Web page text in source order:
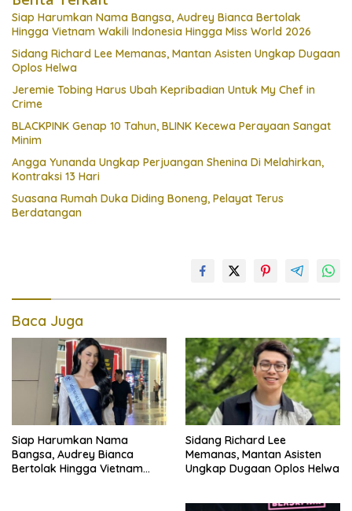
Siap Harumkan Nama Bangsa, Audrey Bianca Bertolak
Hingga Vietnam Wakili Indonesia Hingga Miss World 2026
Sidang Richard Lee Memanas, Mantan Asisten Ungkap Dugaan
Oplos Helwa
Jeremie Tobing Harus Ubah Kepribadian Untuk My Chef in
Crime
BLACKPINK Genap 10 Tahun, BLINK Kecewa Perayaan Sangat
Minim
Angga Yunanda Ungkap Perjuangan Shenina Di Melahirkan,
Kontraksi 13 Hari
Suasana Rumah Duka Diding Boneng, Pelayat Terus
Berdatangan
Baca Juga
Siap Harumkan Nama
Bangsa, Audrey Bianca
Bertolak Hingga Vietnam
Sidang Richard Lee
Memanas, Mantan Asisten
Ungkap Dugaan Oplos Helwa